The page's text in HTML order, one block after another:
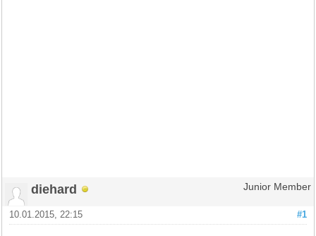
diehard Junior Member
#1
10.01.2015, 22:15